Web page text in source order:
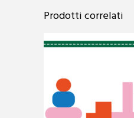
Prodotti correlati